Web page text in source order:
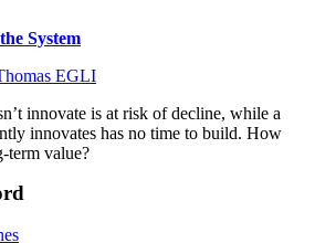
System
EGLI
innovate is at risk of decline, while a
innovates has no time to build. How
term value?